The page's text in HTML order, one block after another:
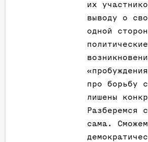
их
выводу о
одной
про борьбу
лишены
Разберемся
сама.